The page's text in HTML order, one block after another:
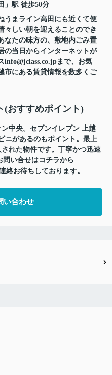
」駅 徒歩50分
うまライン高田にも近くて便
々しい朝を迎えることのでき
なたの味方の、敷地内ごみ置
の当日からインターネットが
info@jclass.co.jpまで、お気
市にある賃貸情報を数多くご
(おすすめポイント)
中央。セブンイレブン 上越
ニがあるのもポイント。最上
れた物件です。丁寧かつ迅速
い合せはコチラから
絡お待ちしております。
い合わせ